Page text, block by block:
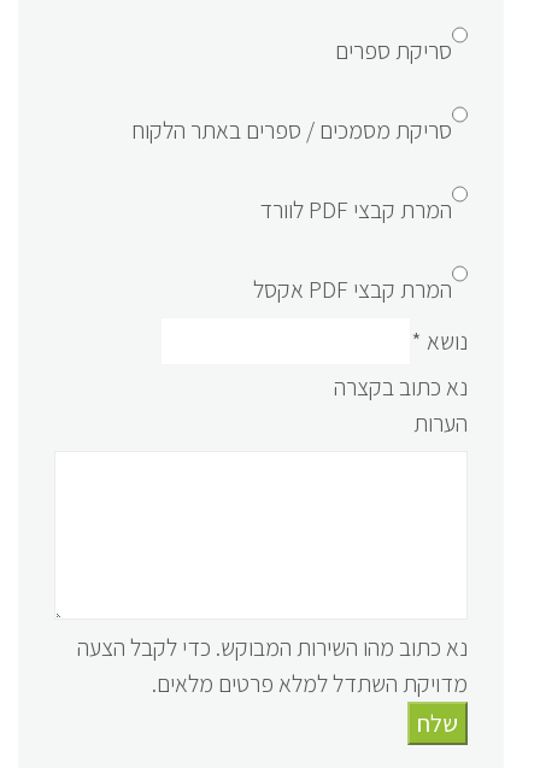
סריקת ספרים
סריקת מסמכים / ספרים באתר הלקוח
המרת קבצי PDF לוורד
המרת קבצי PDF אקסל
נושא *
נא כתוב בקצרה
הערות
נא כתוב מהו השירות המבוקש. כדי לקבל הצעה
מדויקת השתדל למלא פרטים מלאים.
שלח